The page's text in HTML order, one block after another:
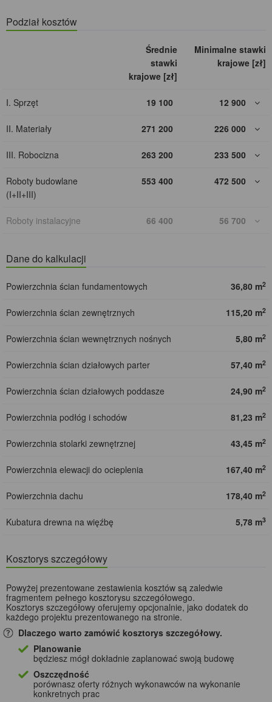
Podział kosztów
Średnie
stawki
krajowe [zł]
Minimalne stawki
krajowe [zł]
I. Sprzęt 19 100 12 900
II. Materiały 271 200 226 000
III. Robocizna 263 200 233 500
Roboty budowlane
(I+II+III)
553 400 472 500
Roboty instalacyjne 66 400 56 700
Dane do kalkulacji
Powierzchnia ścian fundamentowych 36,80 m2
Powierzchnia ścian zewnętrznych 115,20 m2
Powierzchnia ścian wewnętrznych nośnych 5,80 m2
Powierzchnia ścian działowych parter 57,40 m2
Powierzchnia ścian działowych poddasze 24,90 m2
Powierzchnia podłóg i schodów 81,23 m2
Powierzchnia stolarki zewnętrznej 43,45 m2
Powierzchnia elewacji do ocieplenia 167,40 m2
Powierzchnia dachu 178,40 m2
Kubatura drewna na więźbę 5,78 m3
Kosztorys szczegółowy
Powyżej prezentowane zestawienia kosztów są zaledwie
fragmentem pełnego kosztorysu szczegółowego.
Kosztorys szczegółowy oferujemy opcjonalnie, jako dodatek do
każdego projektu prezentowanego na stronie.
Dlaczego warto zamówić kosztorys szczegółowy.
Planowanie
będziesz mógł dokładnie zaplanować swoją budowę
Oszczędność
porównasz oferty różnych wykonawców na wykonanie
konkretnych prac